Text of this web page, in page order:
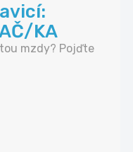
KA
mzdy? Pojďte